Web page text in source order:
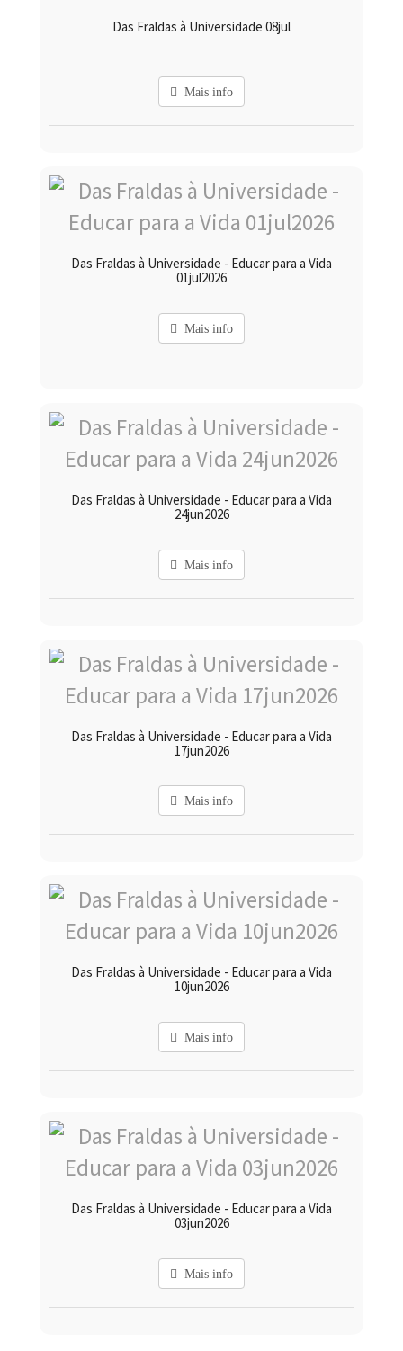
Das Fraldas à Universidade 08jul
Mais info
Das Fraldas à Universidade - Educar para a Vida
01jul2026
Mais info
Das Fraldas à Universidade - Educar para a Vida
24jun2026
Mais info
Das Fraldas à Universidade - Educar para a Vida
17jun2026
Mais info
Das Fraldas à Universidade - Educar para a Vida
10jun2026
Mais info
Das Fraldas à Universidade - Educar para a Vida
03jun2026
Mais info